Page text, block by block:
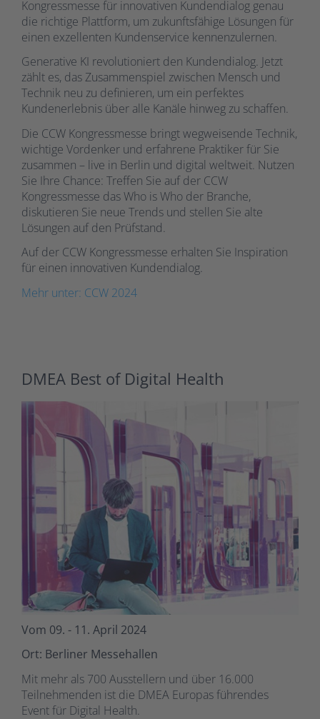
Kongressmesse für innovativen Kundendialog genau
die richtige Plattform, um zukunftsfähige Lösungen für
einen exzellenten Kundenservice kennenzulernen.
Generative KI revolutioniert den Kundendialog. Jetzt
zählt es, das Zusammenspiel zwischen Mensch und
Technik neu zu definieren, um ein perfektes
Kundenerlebnis über alle Kanäle hinweg zu schaffen.
Die CCW Kongressmesse bringt wegweisende Technik,
wichtige Vordenker und erfahrene Praktiker für Sie
zusammen – live in Berlin und digital weltweit. Nutzen
Sie Ihre Chance: Treffen Sie auf der CCW
Kongressmesse das Who is Who der Branche,
diskutieren Sie neue Trends und stellen Sie alte
Lösungen auf den Prüfstand.
Auf der CCW Kongressmesse erhalten Sie Inspiration
für einen innovativen Kundendialog.
Mehr unter: CCW 2024
DMEA Best of Digital Health
Vom 09. - 11. April 2024
Ort: Berliner Messehallen
Mit mehr als 700 Ausstellern und über 16.000
Teilnehmenden ist die DMEA Europas führendes
Event für Digital Health.